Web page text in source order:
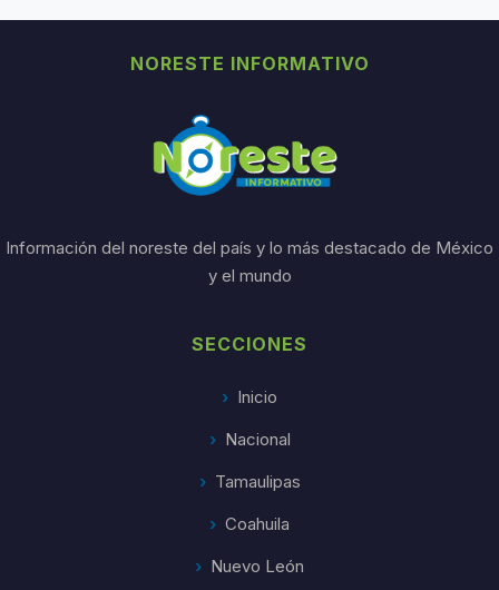
NORESTE INFORMATIVO
Información del noreste del país y lo más destacado de México
y el mundo
SECCIONES
Inicio
Nacional
Tamaulipas
Coahuila
Nuevo León